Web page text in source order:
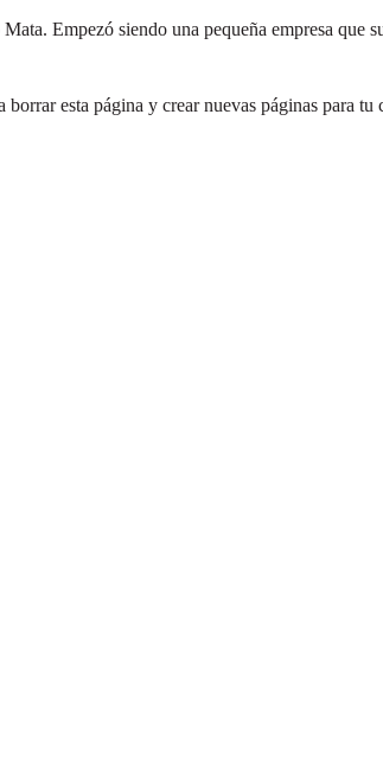
Empezó siendo una pequeña empresa que
borrar esta página y crear nuevas páginas para tu